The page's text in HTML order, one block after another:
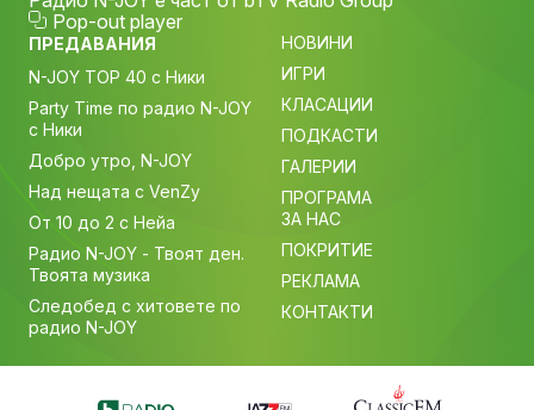
Pop-out player
ПРЕДАВАНИЯ
N-JOY TOP 40 с Ники
Party Time по радио N-JOY
с Ники
Добро утро, N-JOY
Над нещата с VenZy
От 10 до 2 с Нейа
Радио N-JOY - Твоят ден.
Твоята музика
Следобед с хитовете по
радио N-JOY
НОВИНИ
ИГРИ
КЛАСАЦИИ
ПОДКАСТИ
ГАЛЕРИИ
ПРОГРАМА
ЗА НАС
ПОКРИТИЕ
РЕКЛАМА
КОНТАКТИ